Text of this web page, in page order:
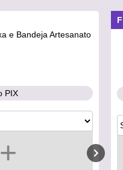
e Bandeja Artesanato
PIX
+